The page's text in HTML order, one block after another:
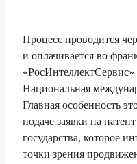
Процесс проводится
и оплачивается во
Национальная
Главная особенность
подаче заявки на
государства, которое
точки зрения